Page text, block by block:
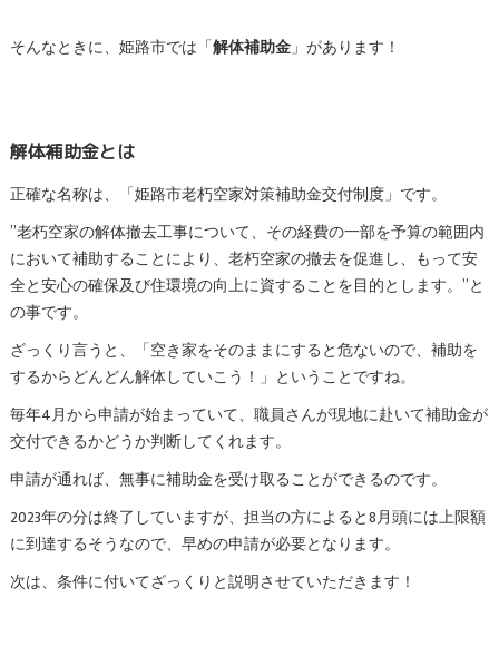
そんなときに、姫路市では「解体補助金」があります！
解体補助金とは
正確な名称は、「姫路市老朽空家対策補助金交付制度」です。
”老朽空家の解体撤去工事について、その経費の一部を予算の範囲内
において補助することにより、老朽空家の撤去を促進し、もって安
全と安心の確保及び住環境の向上に資することを目的とします。”と
の事です。
ざっくり言うと、「空き家をそのままにすると危ないので、補助を
するからどんどん解体していこう！」ということですね。
毎年4月から申請が始まっていて、職員さんが現地に赴いて補助金が
交付できるかどうか判断してくれます。
申請が通れば、無事に補助金を受け取ることができるのです。
2023年の分は終了していますが、担当の方によると8月頭には上限額
に到達するそうなので、早めの申請が必要となります。
次は、条件に付いてざっくりと説明させていただきます！